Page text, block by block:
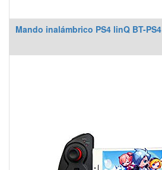
Mando inalámbrico PS4 linQ BT-PS4